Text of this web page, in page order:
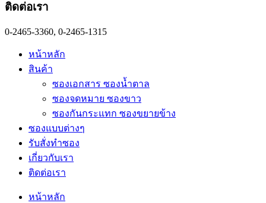
ติดต่อเรา
0-2465-3360, 0-2465-1315
หน้าหลัก
สินค้า
ซองเอกสาร ซองน้ำตาล
ซองจดหมาย ซองขาว
ซองกันกระแทก ซองขยายข้าง
ซองแบบต่างๆ
รับสั่งทำซอง
เกี่ยวกับเรา
ติดต่อเรา
หน้าหลัก